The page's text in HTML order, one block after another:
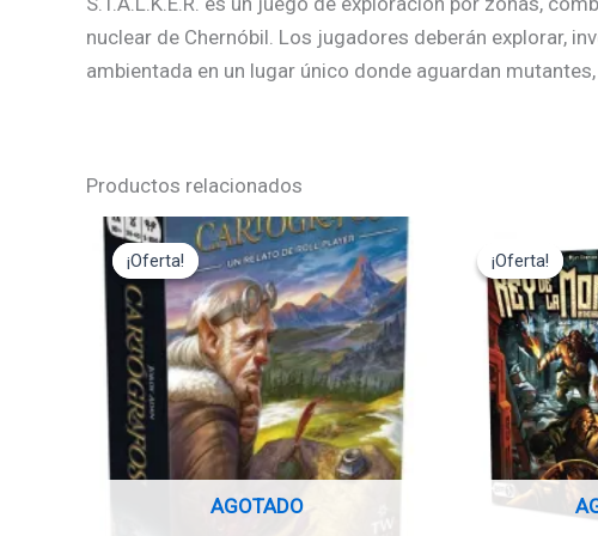
nuclear de Chernóbil. Los jugadores deberán explorar,
ambientada en un lugar único donde aguardan
Productos relacionados
¡Oferta!
AGOTADO
¡Oferta!
El
precio
original
era:
19,95€.
El
precio
actual
es:
17,95€.
¡Oferta!
¡Oferta!
precio
original
era:
49,95€.
es: